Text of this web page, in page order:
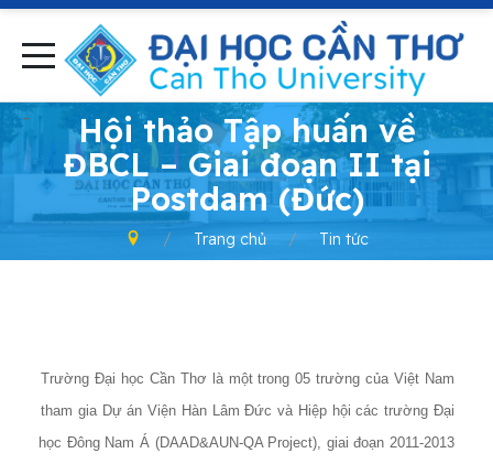
-
Hội thảo Tập huấn về
ĐBCL – Giai đoạn II tại
Postdam (Đức)
Trang chủ Tin tức
Trường Đại học Cần Thơ là một trong 05 trường của Việt Nam
tham gia Dự án Viện Hàn Lâm Đức và Hiệp hội các trường Đại
học Đông Nam Á (DAAD&AUN-QA Project), giai đoạn 2011-2013